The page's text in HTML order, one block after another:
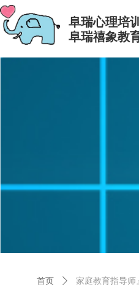
阜瑞心理培
阜瑞禧象教
首页 ꄲ 家庭教育指导师